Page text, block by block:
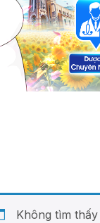
Không tìm